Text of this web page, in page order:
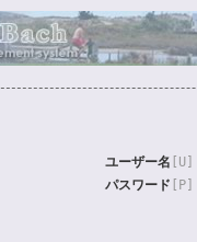
ユーザー名 [U]
パスワード [P]